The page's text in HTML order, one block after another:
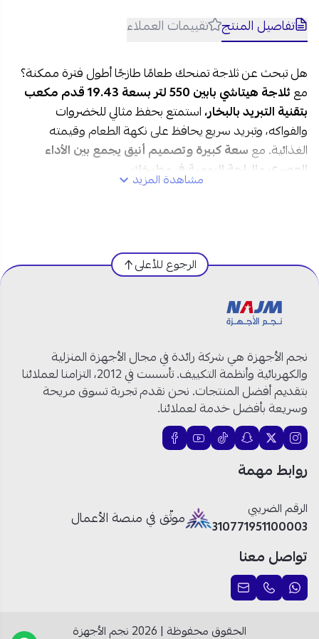
تفاصيل المنتج تقييمات العملاء
هل تبحث عن ثلاجة تمنحك طعامًا طازجًا أطول فترة ممكنة؟
مع
ثلاجة هيتاشي بابين 550 لتر بسعة 19.43 قدم مكعب
بتقنية التبريد بالبخار،استمتع بحفظ مثالي للخضروات
والفواكه، وتبريد سريع يحافظ على نكهة الطعام وقيمته
الغذائية. معسعة كبيرة وتصميم أنيق يجمع بين الأداء
العصري والراحة اليومية في مطبخك
العلامة التجارية:هيتاشي
رقم الموديل:R-V700PS7K-1TWH
السعة:
الحجم
عدد الأبواب:بابين
نظام التبريد:بخار
نوع ضاغط:عاكس رقمي
اللون:أبيض
إضاءة داخلية:LED
شاشة مدمجة
تقنية مانع التجمد
للتعديل، تدفق هواء متعدد الاتجاهات
ثلاجة هيتاشي بابين 550 لتر: حافظ على نضارة طعامك!
تبريد بخار متطور:
داخل الثلاجة، مما يحافظ على نضارة الخضروات والفواكه لفترة
مشاهدة المزيد
الرجوع للأعلى
نجم الأجهزة هي شركة رائدة في مجال الأجهزة المنزلية
والكهربائية وأنظمة التكييف. تأسست في 2012، التزامنا لعملائنا
بتقديم أفضل المنتجات. نحن نقدم تجربة تسوق مريحة
وسريعة بأفضل خدمة لعملائنا.
روابط مهمة
الرقم الضريبي
310771951100003
موثّق في منصة الأعمال
تواصل معنا
الحقوق محفوظة | 2026 نجم الأجهزة